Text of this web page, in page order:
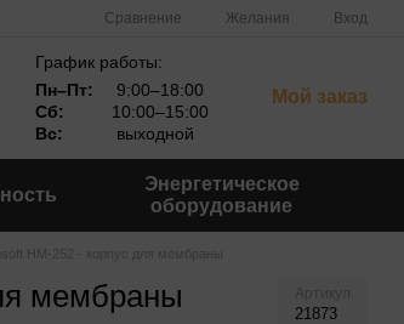
Сравнение Желания Вход
График работы:
Пн–Пт:
9:00–18:00
Сб:
10:00–15:00
Вс:
выходной
Мой заказ
Энергетическое
оборудование
HM-252 - корпус для мембраны
мембраны 21873